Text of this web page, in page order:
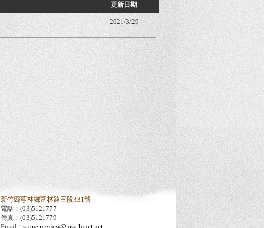
更新日期
2021/3/29
新竹縣芎林鄉富林路三段331號
電話：(03)5121777
傳真：(03)5121779